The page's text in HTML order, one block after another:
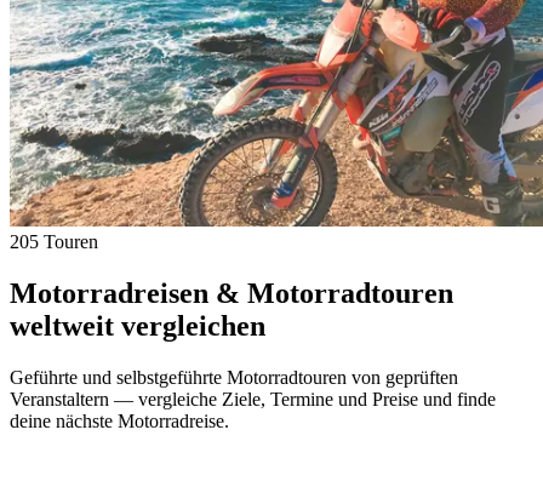
205 Touren
Motorradreisen & Motorradtouren
weltweit vergleichen
Geführte und selbstgeführte Motorradtouren von geprüften
Veranstaltern — vergleiche Ziele, Termine und Preise und finde
deine nächste Motorradreise.